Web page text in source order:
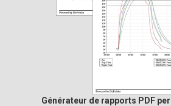
Générateur de rapports PDF